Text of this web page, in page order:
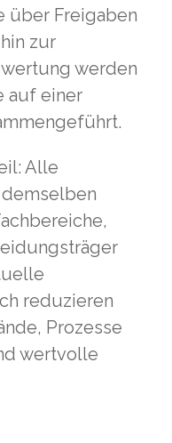
über Freigaben
zur
werden
auf einer
Alle
reduzieren
Prozesse
wertvolle